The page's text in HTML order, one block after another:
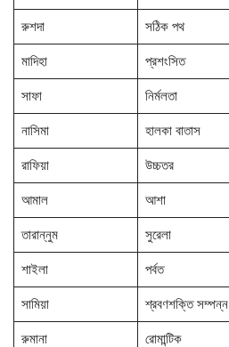
রুশদা সঠিক পথ
মাদিহা প্রশংসিত
সাফা নির্মলতা
নাসিমা হালকা বাতাস
রাফিয়া উচ্চতর
আমাল আশা
তারান্নুম সুরেলা
শাইলা পর্বত
সামিয়া শ্রবণশক্তি সম্পন্ন
রুমানা রোমান্টিক